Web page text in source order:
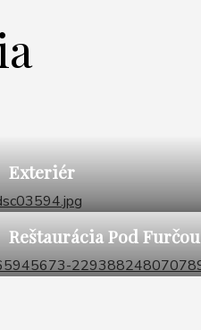
Exteriér
Reštaurácia Pod Furčou